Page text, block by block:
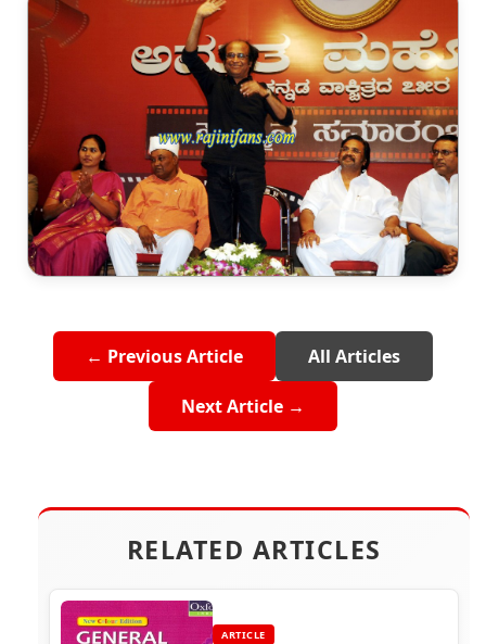
← Previous Article All Articles
Next Article →
RELATED ARTICLES
ARTICLE